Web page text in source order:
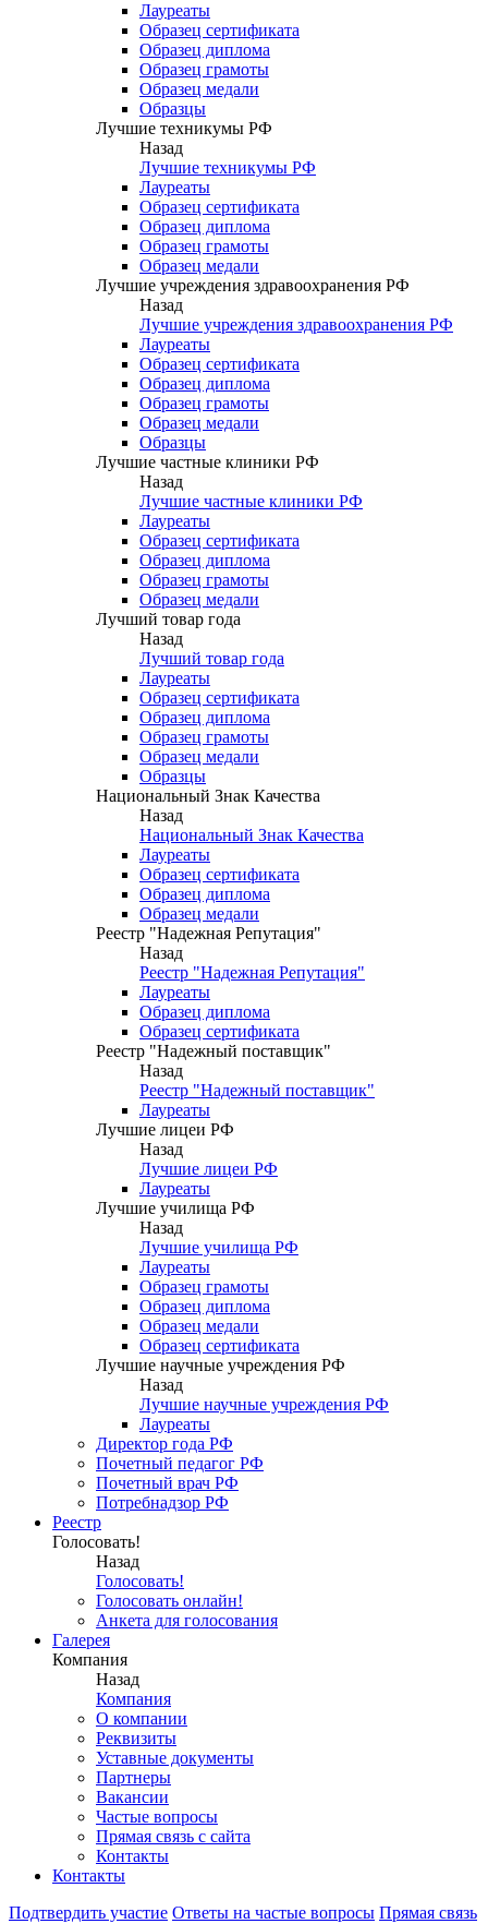
Лауреаты
Образец сертификата
Образец диплома
Образец грамоты
Образец медали
Образцы
Лучшие техникумы РФ
Назад
Лучшие техникумы РФ
Лауреаты
Образец сертификата
Образец диплома
Образец грамоты
Образец медали
Лучшие учреждения здравоохранения РФ
Назад
Лучшие учреждения здравоохранения РФ
Лауреаты
Образец сертификата
Образец диплома
Образец грамоты
Образец медали
Образцы
Лучшие частные клиники РФ
Назад
Лучшие частные клиники РФ
Лауреаты
Образец сертификата
Образец диплома
Образец грамоты
Образец медали
Лучший товар года
Назад
Лучший товар года
Лауреаты
Образец сертификата
Образец диплома
Образец грамоты
Образец медали
Образцы
Национальный Знак Качества
Назад
Национальный Знак Качества
Лауреаты
Образец сертификата
Образец диплома
Образец медали
Реестр "Надежная Репутация"
Назад
Реестр "Надежная Репутация"
Лауреаты
Образец диплома
Образец сертификата
Реестр "Надежный поставщик"
Назад
Реестр "Надежный поставщик"
Лауреаты
Лучшие лицеи РФ
Назад
Лучшие лицеи РФ
Лауреаты
Лучшие училища РФ
Назад
Лучшие училища РФ
Лауреаты
Образец грамоты
Образец диплома
Образец медали
Образец сертификата
Лучшие научные учреждения РФ
Назад
Лучшие научные учреждения РФ
Лауреаты
Директор года РФ
Почетный педагог РФ
Почетный врач РФ
Потребнадзор РФ
Реестр
Голосовать!
Назад
Голосовать!
Голосовать онлайн!
Анкета для голосования
Галерея
Компания
Назад
Компания
О компании
Реквизиты
Уставные документы
Партнеры
Вакансии
Частые вопросы
Прямая связь с сайта
Контакты
Контакты
Подтвердить участие Ответы на частые вопросы Прямая связь